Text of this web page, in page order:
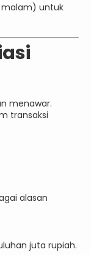
malam) untuk
menawar.
transaksi
alasan
juta rupiah.